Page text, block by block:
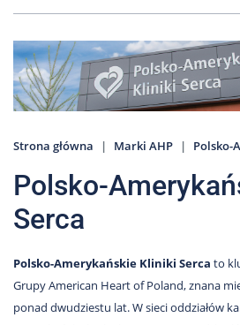
801
502
302
Strona główna Marki AHP Polsko-
Polsko-
Serca
Polsko-Amerykańskie Kliniki Serca to
Grupy American Heart of Poland, znana
ponad dwudziestu lat. W sieci oddziałów